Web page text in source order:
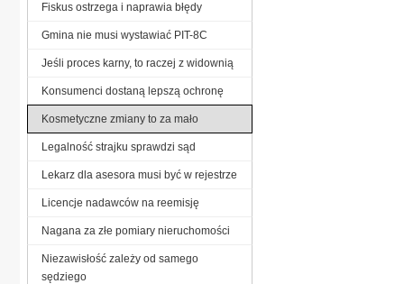
Fiskus ostrzega i naprawia błędy
Gmina nie musi wystawiać PIT-8C
Jeśli proces karny, to raczej z widownią
Konsumenci dostaną lepszą ochronę
Kosmetyczne zmiany to za mało
Legalność strajku sprawdzi sąd
Lekarz dla asesora musi być w rejestrze
Licencje nadawców na reemisję
Nagana za złe pomiary nieruchomości
Niezawisłość zależy od samego
sędziego